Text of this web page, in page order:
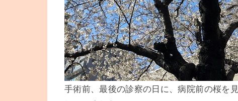
手術前、最後の診察の日に、病院前の桜を